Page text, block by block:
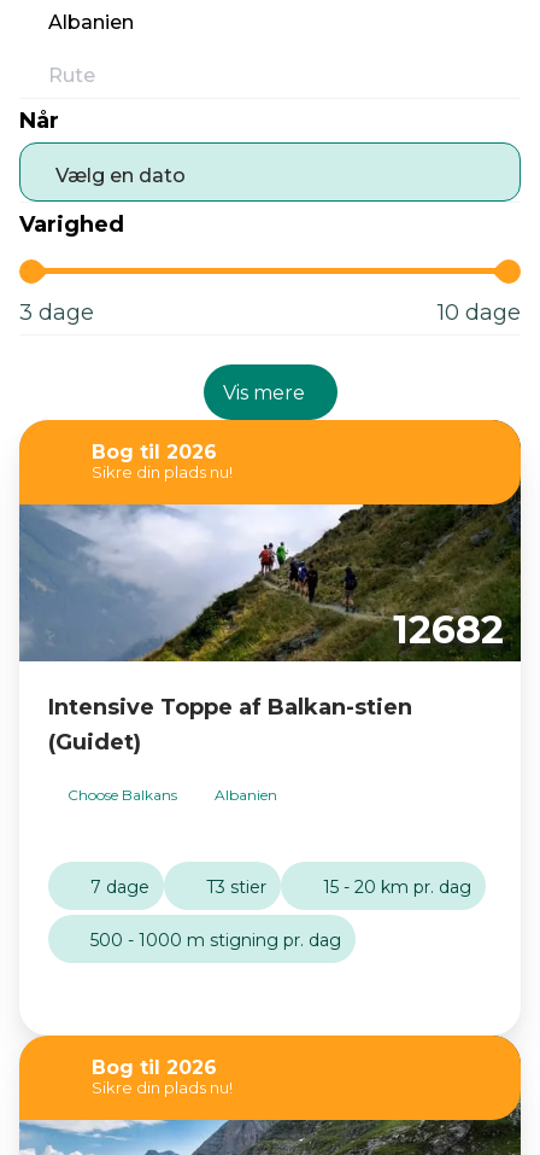
Albanien
Rute
Når
Vælg en dato
Varighed
3 dage 10 dage
Vis mere
Bog til 2026
Sikre din plads nu!
12682
Intensive Toppe af Balkan-stien
(Guidet)
Choose Balkans Albanien
7 dage T3 stier 15 - 20 km pr. dag
500 - 1000 m stigning pr. dag
Bog til 2026
Sikre din plads nu!